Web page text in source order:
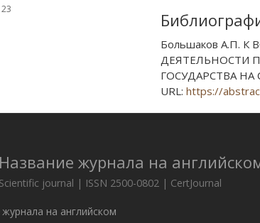
Большаков А.П.
ДЕЯТЕЛЬНОСТИ
ГОСУДАРСТВА НА
URL: https://
Название журнала на
Scientific journal | ISSN 2500-0802 | CertJournal
на английском